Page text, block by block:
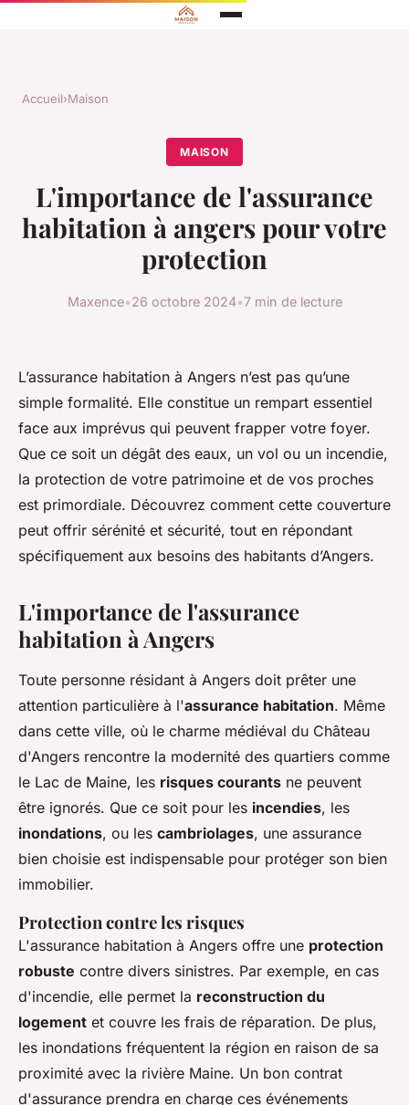
Accueil›Maison
MAISON
L'importance de l'assurance
habitation à angers pour votre
protection
Maxence•26 octobre 2024•7 min de lecture
L’assurance habitation à Angers n’est pas qu’une
simple formalité. Elle constitue un rempart essentiel
face aux imprévus qui peuvent frapper votre foyer.
Que ce soit un dégât des eaux, un vol ou un incendie,
la protection de votre patrimoine et de vos proches
est primordiale. Découvrez comment cette couverture
peut offrir sérénité et sécurité, tout en répondant
spécifiquement aux besoins des habitants d’Angers.
L'importance de l'assurance
habitation à Angers
Toute personne résidant à Angers doit prêter une
attention particulière à l'assurance habitation. Même
dans cette ville, où le charme médiéval du Château
d'Angers rencontre la modernité des quartiers comme
le Lac de Maine, les risques courants ne peuvent
être ignorés. Que ce soit pour les incendies, les
inondations, ou les cambriolages, une assurance
bien choisie est indispensable pour protéger son bien
immobilier.
Protection contre les risques
L'assurance habitation à Angers offre une protection
robuste contre divers sinistres. Par exemple, en cas
d'incendie, elle permet la reconstruction du
logement et couvre les frais de réparation. De plus,
les inondations fréquentent la région en raison de sa
proximité avec la rivière Maine. Un bon contrat
d'assurance prendra en charge ces événements